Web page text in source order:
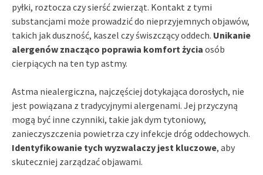
pyłki, roztocza czy sierść zwierząt. Kontakt z tymi
substancjami może prowadzić do nieprzyjemnych objawów,
takich jak duszność, kaszel czy świszczący oddech. Unikanie
alergenów znacząco poprawia komfort życia osób
cierpiących na ten typ astmy.
Astma niealergiczna, najczęściej dotykająca dorosłych, nie
jest powiązana z tradycyjnymi alergenami. Jej przyczyną
mogą być inne czynniki, takie jak dym tytoniowy,
zanieczyszczenia powietrza czy infekcje dróg oddechowych.
Identyfikowanie tych wyzwalaczy jest kluczowe, aby
skuteczniej zarządzać objawami.